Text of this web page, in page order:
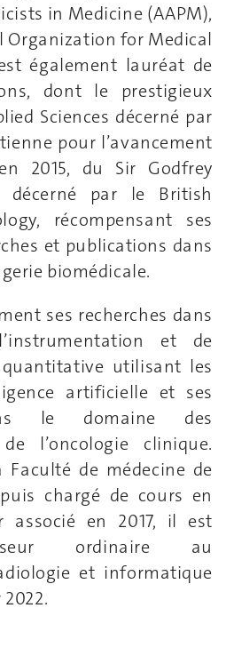
in Medicine (AAPM),
Organization for Medical
également lauréat de
dont le prestigieux
Sciences décerné par
pour l’avancement
2015, du Sir Godfrey
décerné par le British
récompensant ses
et publications dans
biomédicale.
ses recherches dans
et de
quantitative utilisant les
artificielle et ses
le domaine des
l’oncologie clinique.
Faculté de médecine de
chargé de cours en
associé en 2017, il est
ordinaire au
et informatique